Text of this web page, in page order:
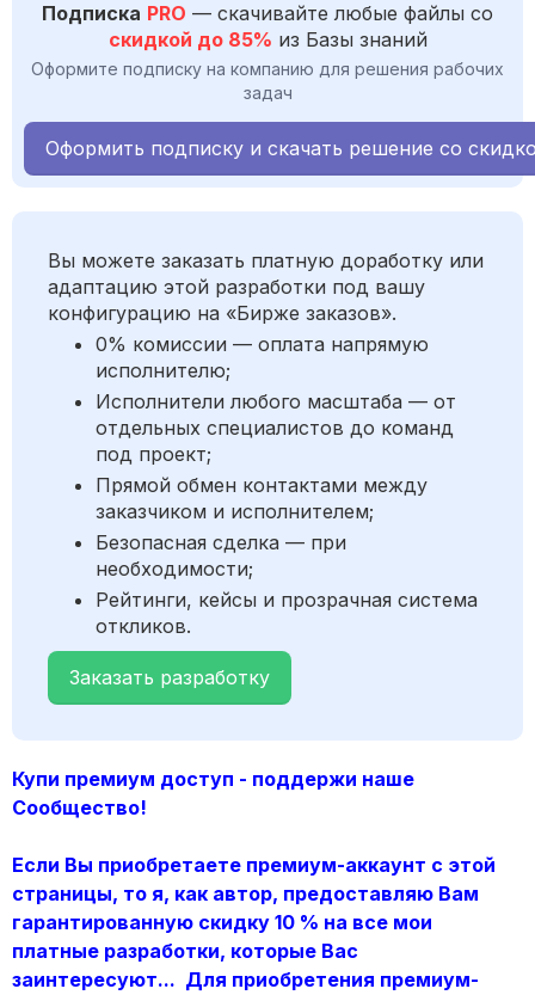
Подписка PRO — скачивайте любые файлы со
скидкой до 85% из Базы знаний
Оформите подписку на компанию для решения рабочих
задач
Оформить подписку и скачать решение со
Вы можете заказать платную доработку или
адаптацию этой разработки под вашу
конфигурацию на «Бирже заказов».
0% комиссии — оплата напрямую
исполнителю;
Исполнители любого масштаба — от
отдельных специалистов до команд
под проект;
Прямой обмен контактами между
заказчиком и исполнителем;
Безопасная сделка — при
необходимости;
Рейтинги, кейсы и прозрачная система
откликов.
Заказать разработку
Купи премиум доступ - поддержи наше
Сообщество!
Если Вы приобретаете премиум-аккаунт с этой
страницы, то я, как автор, предоставляю Вам
гарантированную скидку 10 % на все мои
платные разработки, которые Вас
заинтересуют... Для приобретения премиум-